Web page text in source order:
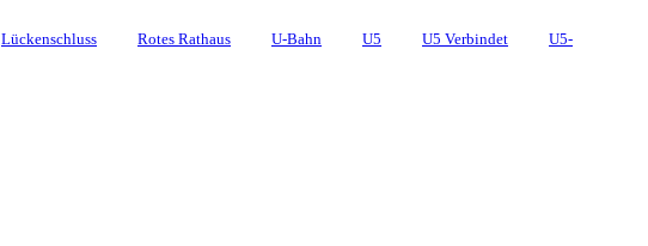
Lückenschluss Rotes Rathaus U-Bahn U5 U5 Verbindet
U5-